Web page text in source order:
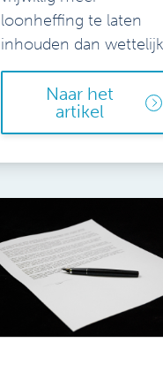
loonheffing te laten
inhouden dan
Naar het
artikel